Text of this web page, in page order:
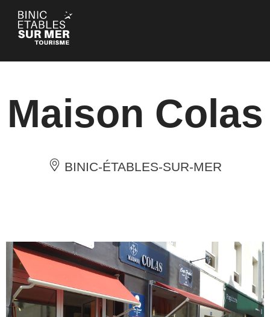
Panneau de gestion des cookies
Maison Colas
BINIC-ÉTABLES-SUR-MER